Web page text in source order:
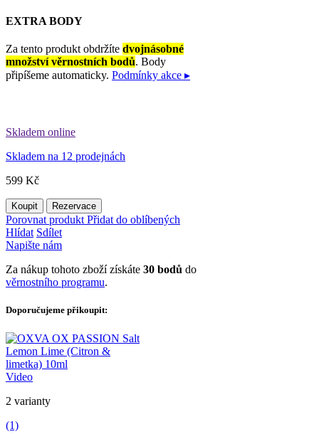
EXTRA BODY
Za tento produkt obdržíte dvojnásobné
množství věrnostních bodů. Body
připíšeme automaticky. Podmínky akce ▸
Skladem online
Skladem na 12 prodejnách
599 Kč
Koupit Rezervace
Porovnat produkt Přidat do oblíbených
Hlídat Sdílet
Napište nám
Za nákup tohoto zboží získáte 30 bodů do
věrnostního programu.
Doporučujeme přikoupit:
Video
2 varianty
(1)